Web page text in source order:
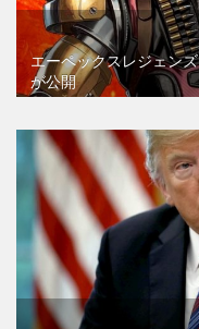
エーペックスレジェン
が公開